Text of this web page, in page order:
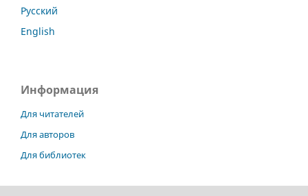
Русский
English
Информация
Для читателей
Для авторов
Для библиотек